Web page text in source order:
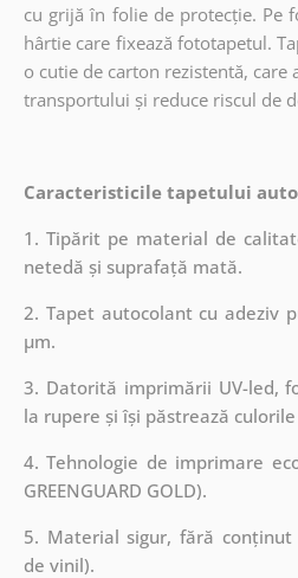
cu grijă în folie de protecție. Pe
hârtie care fixează fototapetul.
o cutie de carton rezistentă,
transportului și reduce riscul de
Caracteristicile tapetului
1. Tipărit pe material de
netedă și suprafață mată.
2. Tapet autocolant cu adeziv
µm.
3. Datorită imprimării UV-led,
la rupere și își păstrează
4. Tehnologie de imprimare
GREENGUARD GOLD).
5. Material sigur, fără conținut
de vinil).